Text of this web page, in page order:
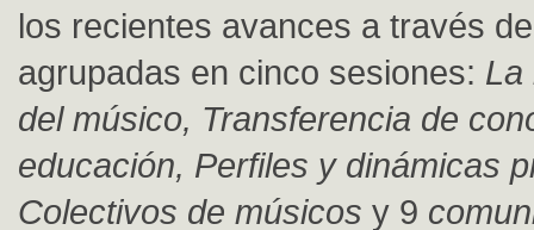
los recientes avances a través
agrupadas en cinco sesiones: La
del músico, Transferencia de
educación, Perfiles y dinámicas
Colectivos de músicos y 9